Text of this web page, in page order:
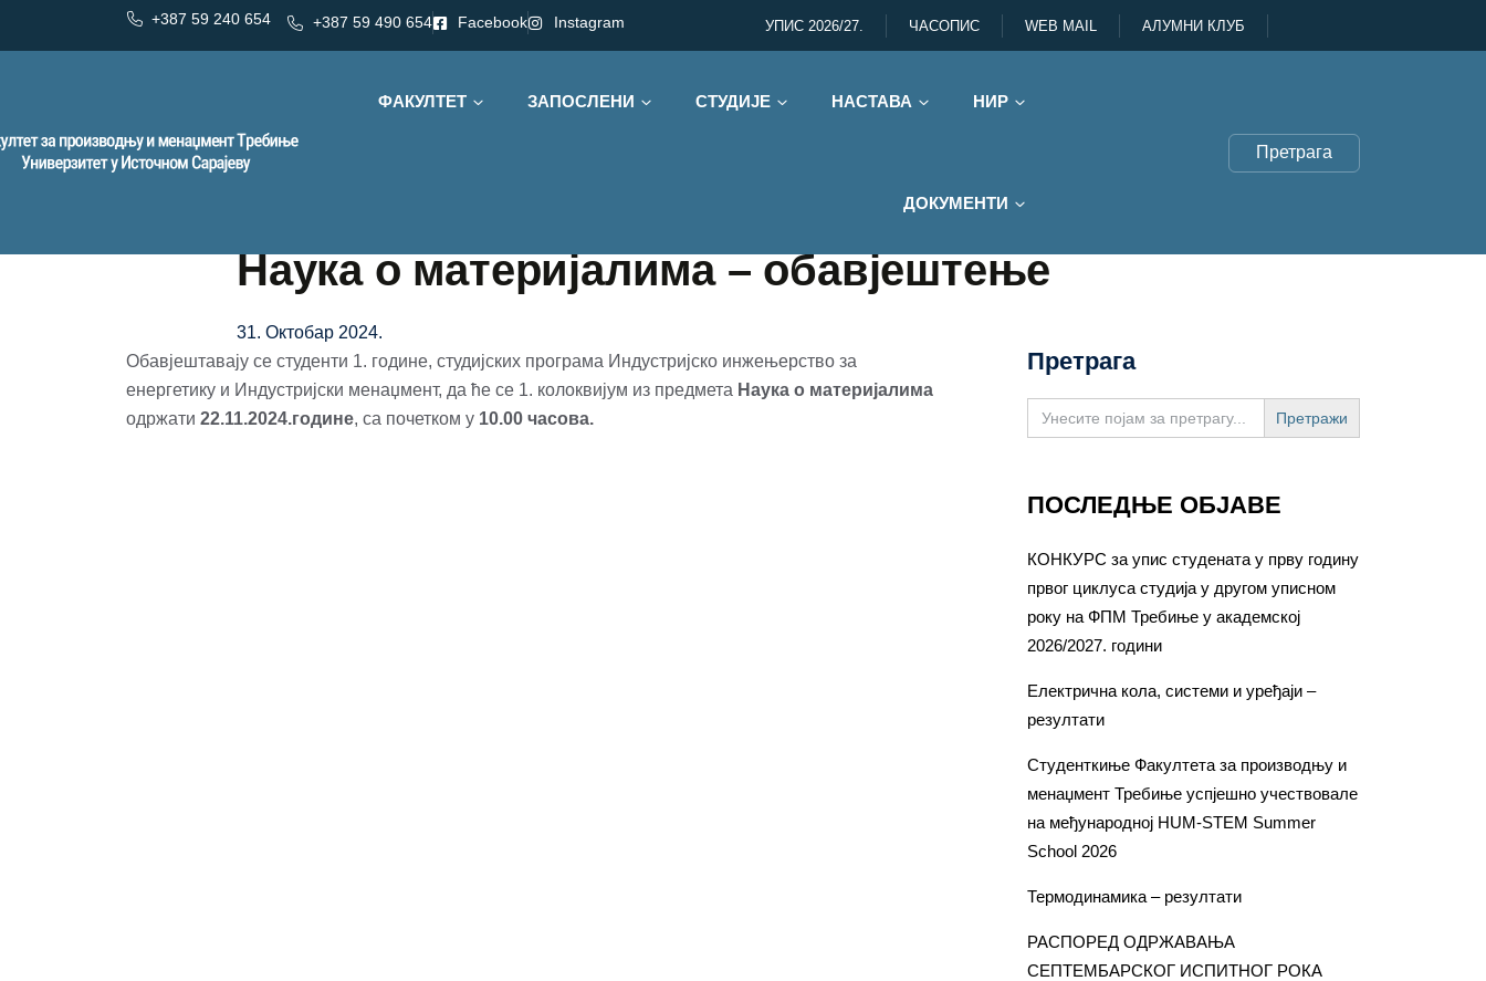
+387 59 240 654 +387 59 490 654 Facebook Instagram УПИС 2026/27. ЧАСОПИС WEB MAIL АЛУМНИ КЛУБ
ФАКУЛТЕТ ЗАПОСЛЕНИ СТУДИЈЕ НАСТАВА НИР
ДОКУМЕНТИ
Претрага
Наука о материјалима – обавјештење
31. Октобар 2024.
Обавјештавају се студенти 1. године, студијских програма Индустријско инжењерство за
енергетику и Индустријски менаџмент, да ће се 1. колоквијум из предмета Наука о материјалима
одржати 22.11.2024.године, са почетком у 10.00 часова.
Претрага
Search
for:
ПОСЛЕДЊЕ ОБЈАВЕ
КОНКУРС за упис студената у прву годину
првог циклуса студија у другом уписном
року на ФПМ Требиње у академској
2026/2027. години
Електрична кола, системи и уређаји –
резултати
Студенткиње Факултета за производњу и
менаџмент Требиње успјешно учествовале
на међународној HUM-STEM Summer
School 2026
Термодинамика – резултати
РАСПОРЕД ОДРЖАВАЊА
СЕПТЕМБАРСКОГ ИСПИТНОГ РОКА